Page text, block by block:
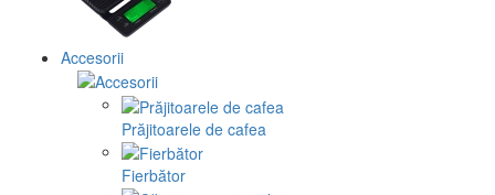
Accesorii
Prăjitoarele de cafea
Fierbător